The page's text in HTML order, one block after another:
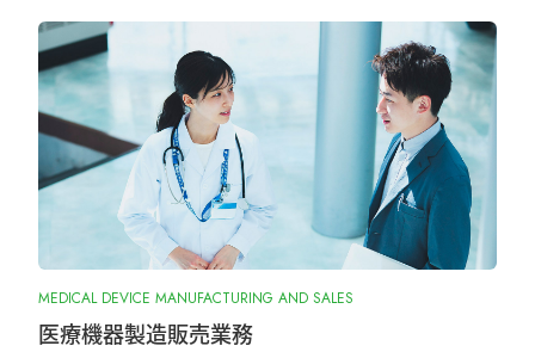
2026.1.7
大阪物流センター開設(移転)のお知らせ
2026.1.7
『SurgiGear1.0システム』の販売終了のお
知らせ
2025.10.28
『ORIONフィンガージョイント』承認取
得しました
MEDICAL DEVICE MANUFACTURING AND SALES
医療機器製造販売業務